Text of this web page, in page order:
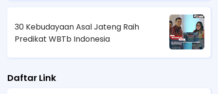
30 Kebudayaan Asal Jateng Raih
Predikat WBTb Indonesia
Daftar Link